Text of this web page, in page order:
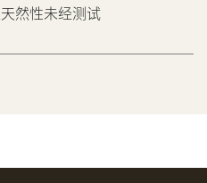
及私隐政策。
然性未经测试